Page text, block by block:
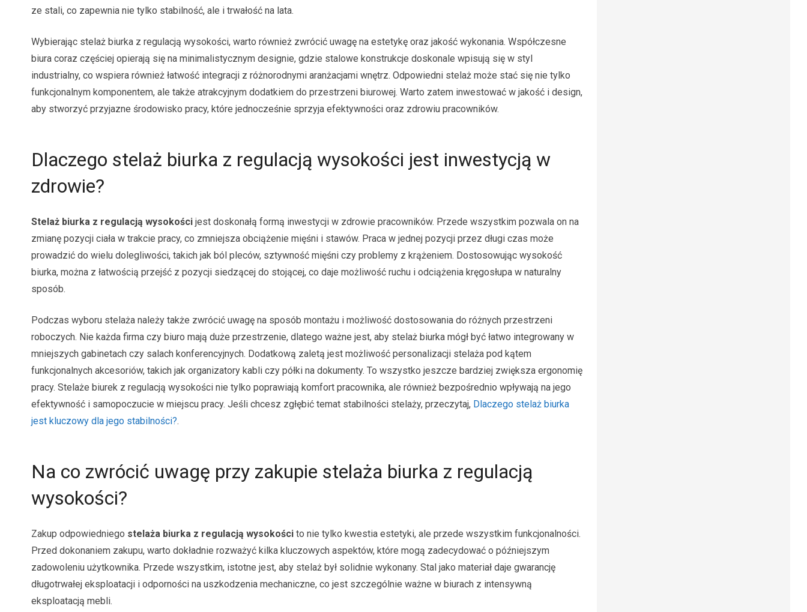
ze stali, co zapewnia nie tylko stabilność, ale i trwałość na lata.
Wybierając stelaż biurka z regulacją wysokości, warto również zwrócić uwagę na estetykę oraz jakość wykonania. Współczesne
biura coraz częściej opierają się na minimalistycznym designie, gdzie stalowe konstrukcje doskonale wpisują się w styl
industrialny, co wspiera również łatwość integracji z różnorodnymi aranżacjami wnętrz. Odpowiedni stelaż może stać się nie tylko
funkcjonalnym komponentem, ale także atrakcyjnym dodatkiem do przestrzeni biurowej. Warto zatem inwestować w jakość i design,
aby stworzyć przyjazne środowisko pracy, które jednocześnie sprzyja efektywności oraz zdrowiu pracowników.
Dlaczego stelaż biurka z regulacją wysokości jest inwestycją w
zdrowie?
Stelaż biurka z regulacją wysokości jest doskonałą formą inwestycji w zdrowie pracowników. Przede wszystkim pozwala on na
zmianę pozycji ciała w trakcie pracy, co zmniejsza obciążenie mięśni i stawów. Praca w jednej pozycji przez długi czas może
prowadzić do wielu dolegliwości, takich jak ból pleców, sztywność mięśni czy problemy z krążeniem. Dostosowując wysokość
biurka, można z łatwością przejść z pozycji siedzącej do stojącej, co daje możliwość ruchu i odciążenia kręgosłupa w naturalny
sposób.
Podczas wyboru stelaża należy także zwrócić uwagę na sposób montażu i możliwość dostosowania do różnych przestrzeni
roboczych. Nie każda firma czy biuro mają duże przestrzenie, dlatego ważne jest, aby stelaż biurka mógł być łatwo integrowany w
mniejszych gabinetach czy salach konferencyjnych. Dodatkową zaletą jest możliwość personalizacji stelaża pod kątem
funkcjonalnych akcesoriów, takich jak organizatory kabli czy półki na dokumenty. To wszystko jeszcze bardziej zwiększa ergonomię
pracy. Stelaże biurek z regulacją wysokości nie tylko poprawiają komfort pracownika, ale również bezpośrednio wpływają na jego
efektywność i samopoczucie w miejscu pracy. Jeśli chcesz zgłębić temat stabilności stelaży, przeczytaj, Dlaczego stelaż biurka
jest kluczowy dla jego stabilności?.
Na co zwrócić uwagę przy zakupie stelaża biurka z regulacją
wysokości?
Zakup odpowiedniego stelaża biurka z regulacją wysokości to nie tylko kwestia estetyki, ale przede wszystkim funkcjonalności.
Przed dokonaniem zakupu, warto dokładnie rozważyć kilka kluczowych aspektów, które mogą zadecydować o późniejszym
zadowoleniu użytkownika. Przede wszystkim, istotne jest, aby stelaż był solidnie wykonany. Stal jako materiał daje gwarancję
długotrwałej eksploatacji i odporności na uszkodzenia mechaniczne, co jest szczególnie ważne w biurach z intensywną
eksploatacją mebli.